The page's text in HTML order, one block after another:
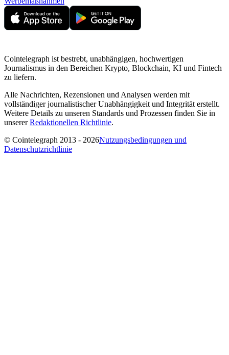
Cointelegraph ist bestrebt, unabhängigen, hochwertigen
Journalismus in den Bereichen Krypto, Blockchain, KI und Fintech
zu liefern.
Alle Nachrichten, Rezensionen und Analysen werden mit
vollständiger journalistischer Unabhängigkeit und Integrität erstellt.
Weitere Details zu unseren Standards und Prozessen finden Sie in
unsererRedaktionellen Richtlinie.
© Cointelegraph 2013 - 2026Nutzungsbedingungen und
Datenschutzrichtlinie